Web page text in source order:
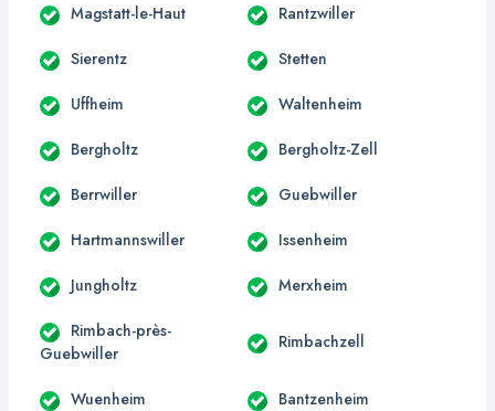
Magstatt-le-Haut Rantzwiller
Sierentz Stetten
Uffheim Waltenheim
Bergholtz Bergholtz-Zell
Berrwiller Guebwiller
Hartmannswiller Issenheim
Jungholtz Merxheim
Rimbach-près-
Guebwiller
Rimbachzell
Wuenheim Bantzenheim